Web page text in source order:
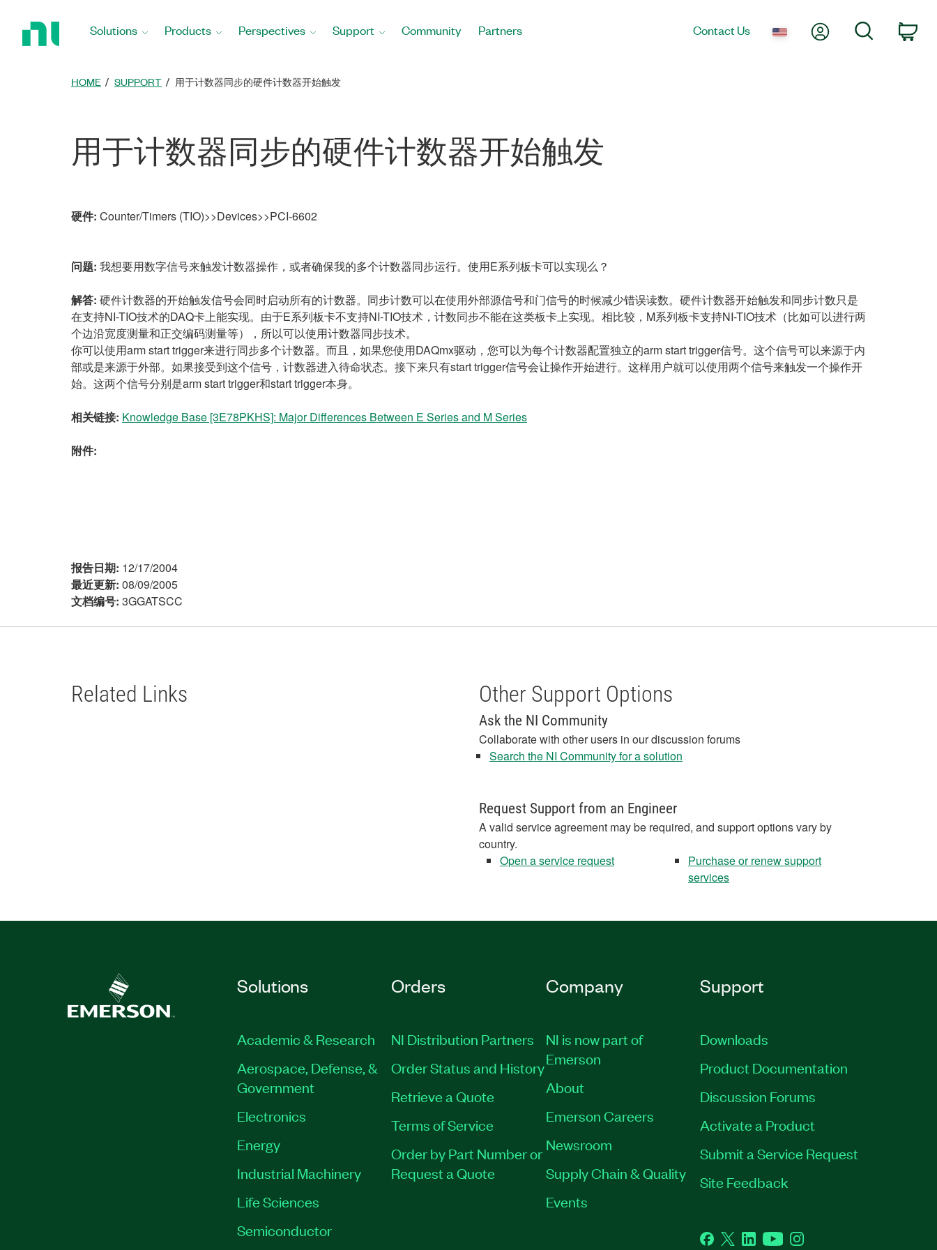
Solutions Products Perspectives Support Community Partners Contact Us My AccountSearch
HOME SUPPORT 用于计数器同步的硬件计数器开始触发
用于计数器同步的硬件计数器开始触发
硬件: Counter/Timers (TIO)>>Devices>>PCI-6602
问题: 我想要用数字信号来触发计数器操作，或者确保我的多个计数器同步运行。使用E系列板卡可以实现么？
解答: 硬件计数器的开始触发信号会同时启动所有的计数器。同步计数可以在使用外部源信号和门信号的时候减少错误读数。硬件计数器开始触发和同步计数只是
在支持NI-TIO技术的DAQ卡上能实现。由于E系列板卡不支持NI-TIO技术，计数同步不能在这类板卡上实现。相比较，M系列板卡支持NI-TIO技术（比如可以进行两
个边沿宽度测量和正交编码测量等），所以可以使用计数器同步技术。
你可以使用arm start trigger来进行同步多个计数器。而且，如果您使用DAQmx驱动，您可以为每个计数器配置独立的arm start trigger信号。这个信号可以来源于内
部或是来源于外部。如果接受到这个信号，计数器进入待命状态。接下来只有start trigger信号会让操作开始进行。这样用户就可以使用两个信号来触发一个操作开
始。这两个信号分别是arm start trigger和start trigger本身。
相关链接: Knowledge Base [3E78PKHS]: Major Differences Between E Series and M Series
附件:
报告日期: 12/17/2004
最近更新: 08/09/2005
文档编号: 3GGATSCC
Related Links Other Support Options
Ask the NI Community
Collaborate with other users in our discussion forums
Search the NI Community for a solution
Request Support from an Engineer
A valid service agreement may be required, and support options vary by
country.
Open a service request
Purchase or renew support
services
Solutions
Academic & Research
Aerospace, Defense, &
Government
Electronics
Energy
Industrial Machinery
Life Sciences
Semiconductor
Orders
NI Distribution Partners
Order Status and History
Retrieve a Quote
Terms of Service
Order by Part Number or
Request a Quote
Company
NI is now part of
Emerson
About
Emerson Careers
Newsroom
Supply Chain & Quality
Events
Support
Downloads
Product Documentation
Discussion Forums
Activate a Product
Submit a Service Request
Site Feedback
Facebook
TwitterLinkedInYouTubeInstagram